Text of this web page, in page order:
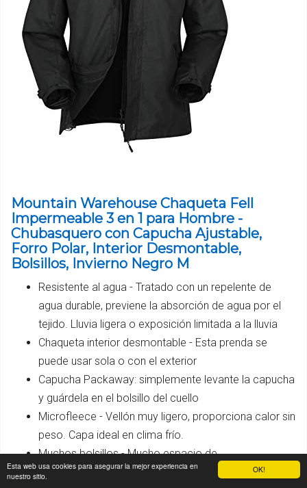
OK!
Esta web usa cookies para asegurar la mejor experiencia en
nuestro sitio.
Mountain Warehouse Chaqueta Fell
Impermeable 3 en 1 para Hombre -
Chubasquero con Capucha Ajustable,
Forro Polar, Interior Desmontable,
Bolsillos, Invierno Negro M
Resistente al agua - Tratado con un repelente de
agua durable, previene la absorción de agua por el
tejido. Lluvia ligera o exposición limitada a la lluvia
Chaqueta interior desmontable - Esta prenda se
puede usar sola o con el exterior
Capucha Packaway: simplemente levante la capucha
y guárdela en el bolsillo del cuello
Microfleece - Vellón muy ligero, proporciona calor sin
peso. Capa ideal en clima frío.
Muchos bolsillos - Mucho espacio de
almacenamiento para mantener tus pertenencias